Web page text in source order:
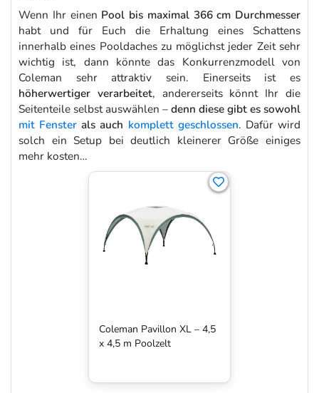
Wenn Ihr einen Pool bis maximal 366 cm Durchmesser
habt und für Euch die Erhaltung eines Schattens
innerhalb eines Pooldaches zu möglichst jeder Zeit sehr
wichtig ist, dann könnte das Konkurrenzmodell von
Coleman sehr attraktiv sein. Einerseits ist es
höherwertiger verarbeitet, andererseits könnt Ihr die
Seitenteile selbst auswählen –denn diese gibt es sowohl
mit Fenster als auch komplett geschlossen. Dafür wird
solch ein Setup bei deutlich kleinerer Größe einiges
mehr kosten…
Coleman Pavillon XL – 4,5
x 4,5 m Poolzelt